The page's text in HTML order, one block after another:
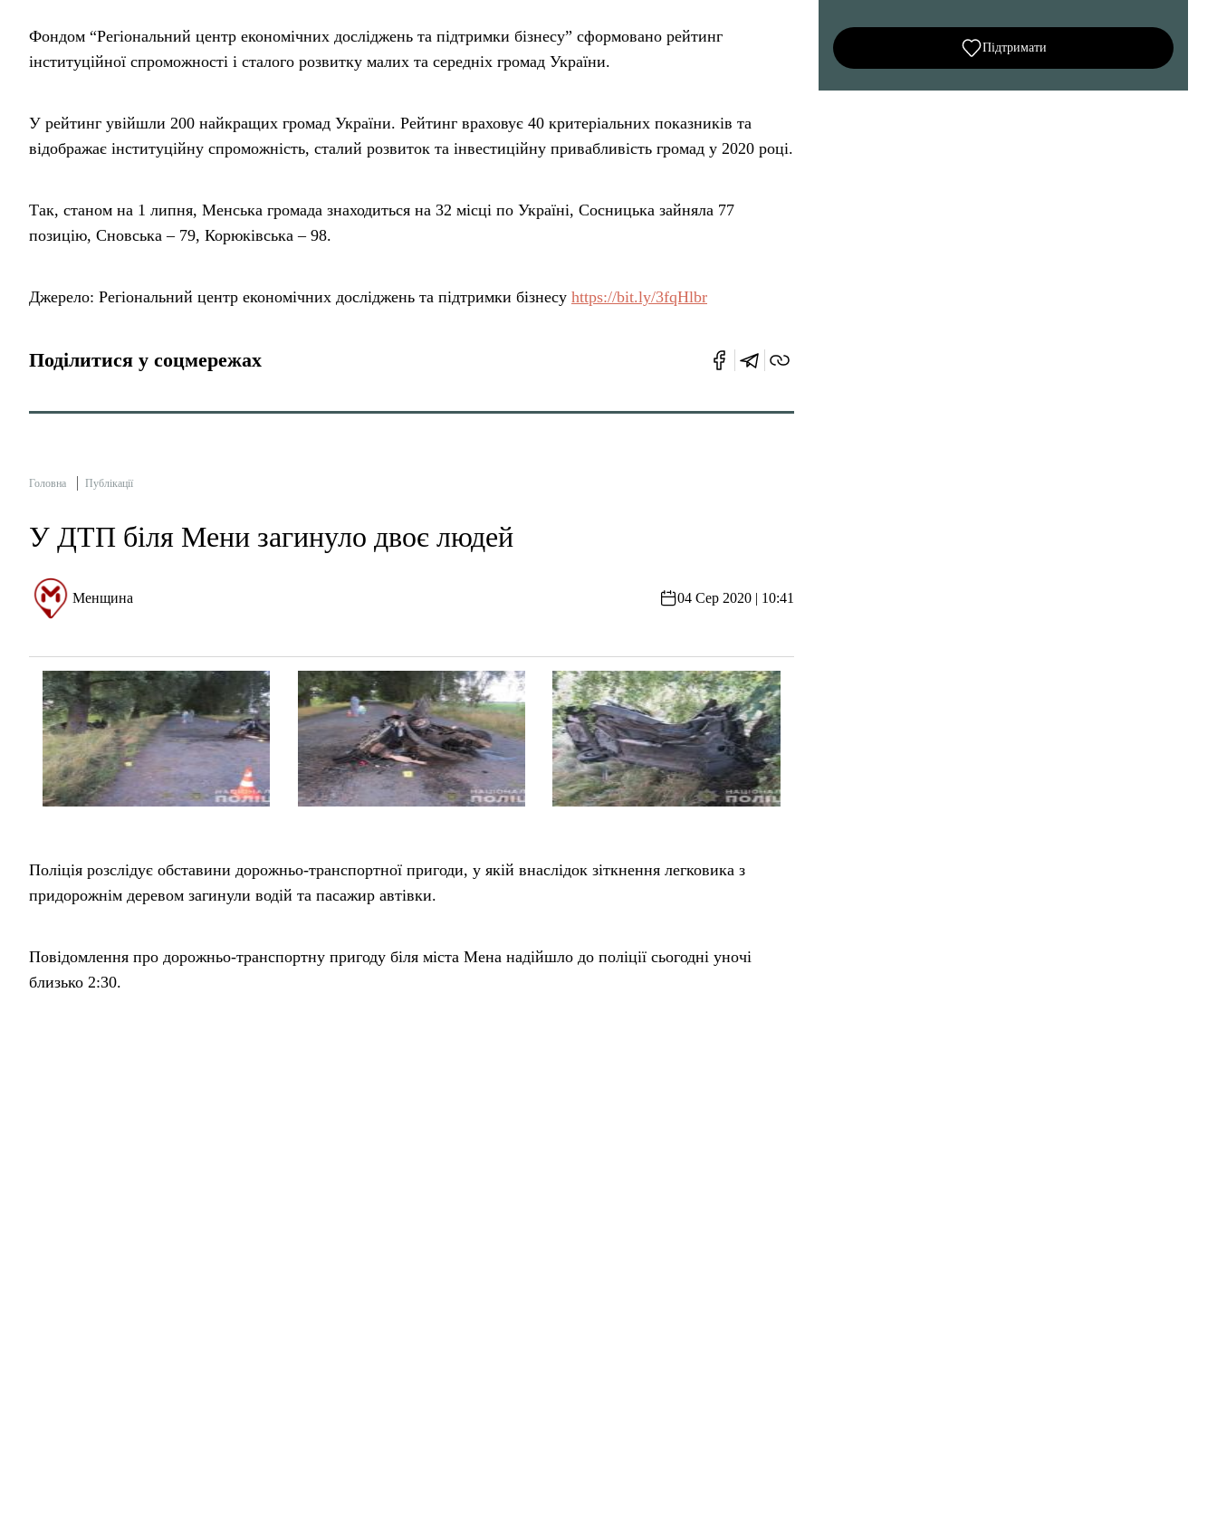
Фондом “Регіональний центр економічних досліджень та підтримки бізнесу” сформовано рейтинг
інституційної спроможності і сталого розвитку малих та середніх громад України.
У рейтинг увійшли 200 найкращих громад України. Рейтинг враховує 40 критеріальних показників та
відображає інституційну спроможність, сталий розвиток та інвестиційну привабливість громад у 2020 році.
Так, станом на 1 липня, Менська громада знаходиться на 32 місці по Україні, Сосницька зайняла 77
позицію, Сновська – 79, Корюківська – 98.
Джерело: Регіональний центр економічних досліджень та підтримки бізнесу https://bit.ly/3fqHlbr
Поділитися у соцмережах
Головна Публікації
У ДТП біля Мени загинуло двоє людей
Менщина 04 Сер 2020 | 10:41
Поліція розслідує обставини дорожньо-транспортної пригоди, у якій внаслідок зіткнення легковика з
придорожнім деревом загинули водій та пасажир автівки.
Повідомлення про дорожньо-транспортну пригоду біля міста Мена надійшло до поліції сьогодні уночі
близько 2:30.
Підтримати